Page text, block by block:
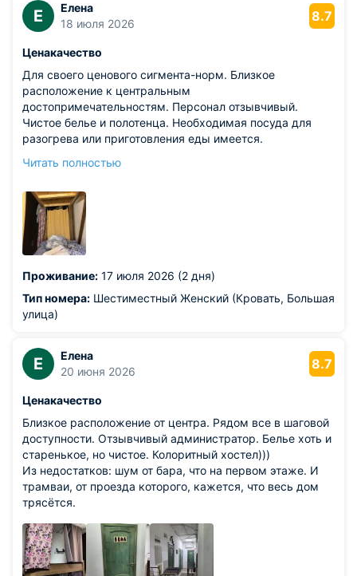
Е
Елена
18 июля 2026
8.7
Ценакачество
Для своего ценового сигмента-норм. Близкое
расположение к центральным
достопримечательностям. Персонал отзывчивый.
Чистое белье и полотенца. Необходимая посуда для
разогрева или приготовления еды имеется.
бара и трамваеев. И если вы не обладаете крепким
Читать полностью
Проживание: 17 июля 2026 (2 дня)
Тип номера: Шестиместный Женский (Кровать, Большая
улица)
Е
Елена
20 июня 2026
8.7
Ценакачество
Близкое расположение от центра. Рядом все в шаговой
доступности. Отзывчивый администратор. Белье хоть и
старенькое, но чистое. Колоритный хостел)))
Из недостатков: шум от бара, что на первом этаже. И
трамваи, от проезда которого, кажется, что весь дом
трясётся.